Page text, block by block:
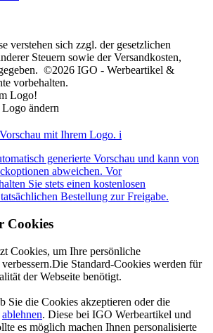
verstehen sich zzgl. der gesetzlichen
Steuern sowie der Versandkosten,
©2026 IGO - Werbeartikel &
vorbehalten.
Logo!
Logo ändern
mit Ihrem Logo. i
generierte Vorschau und kann von
abweichen. Vor
Sie stets einen kostenlosen
Bestellung zur Freigabe.
Cookies
Cookies, um Ihre persönliche
Standard-Cookies werden für
der Webseite benötigt.
Sie die Cookies akzeptieren oder die
ablehnen. Diese bei IGO Werbeartikel und
es möglich machen Ihnen personalisierte